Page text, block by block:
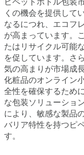
くの機会を提供して
なるにつれ、エコフ
が高まっています。
たはリサイクル可能
を促しています。さ
気の高まりが市場成
化粧品のオンライン
全性を確保するため
な包装ソリューショ
により、敏感な製品
バリア特性を持つピ
す。